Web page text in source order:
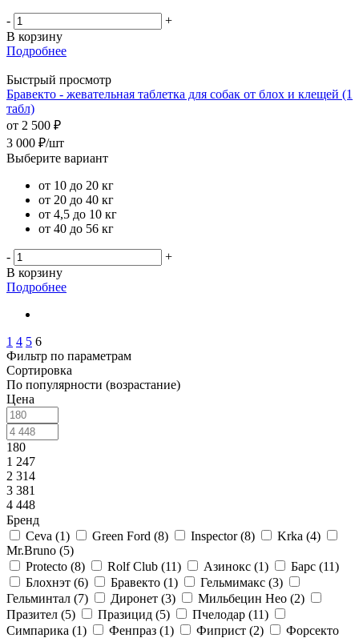
-
+
В корзину
Подробнее
Быстрый просмотр
Бравекто - жевательная таблетка для собак от блох и клещей (1
табл)
от 2 500 ₽
3 000 ₽/шт
Выберите вариант
от 10 до 20 кг
от 20 до 40 кг
от 4,5 до 10 кг
от 40 до 56 кг
-
+
В корзину
Подробнее
1 4 5 6
Фильтр по параметрам
Сортировка
По популярности (возрастание)
Цена
180
1 247
2 314
3 381
4 448
Бренд
Ceva (1) Green Ford (8) Inspector (8) Krka (4)
Mr.Bruno (5)
Protecto (8) Rolf Club (11) Азинокс (1) Барс (11)
Блохнэт (6) Бравекто (1) Гельмимакс (3)
Гельминтал (7) Диронет (3) Мильбецин Нео (2)
Празител (5) Празицид (5) Пчелодар (11)
Симпарика (1) Фенпраз (1) Фиприст (2)
Форсекто